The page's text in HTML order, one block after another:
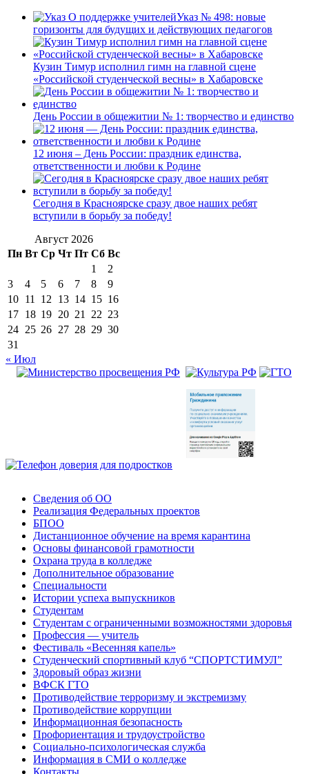
Указ № 498: новые
горизонты для будущих и действующих педагогов
Кузин Тимур исполнил гимн на главной сцене
«Российской студенческой весны» в Хабаровске
День России в общежитии № 1: творчество и единство
12 июня – День России: праздник единства,
ответственности и любви к Родине
Сегодня в Красноярске сразу двое наших ребят
вступили в борьбу за победу!
Август 2026
Пн Вт Ср Чт Пт Сб Вс
1
2
3
4 5 6 7 8
9
10 11 12 13 14 15 16
17 18 19 20 21 22 23
24 25 26 27 28 29 30
31
« Июл
Сведения об ОО
Реализация Федеральных проектов
БПОО
Дистанционное обучение на время карантина
Основы финансовой грамотности
Охрана труда в колледже
Дополнительное образование
Специальности
Истории успеха выпускников
Студентам
Студентам с ограниченными возможностями здоровья
Профессия — учитель
Фестиваль «Весенняя капель»
Студенческий спортивный клуб “СПОРТСТИМУЛ”
Здоровый образ жизни
ВФСК ГТО
Противодействие терроризму и экстремизму
Противодействие коррупции
Информационная безопасность
Профориентация и трудоустройство
Социально-психологическая служба
Информация в СМИ о колледже
Контакты